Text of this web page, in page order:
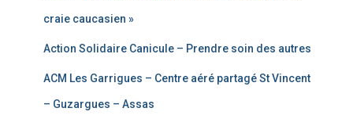
craie caucasien »
Action Solidaire Canicule – Prendre soin des autres
ACM Les Garrigues – Centre aéré partagé St Vincent
– Guzargues – Assas